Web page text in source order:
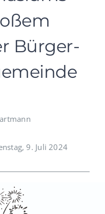
Bürger-
9. Juli 2024